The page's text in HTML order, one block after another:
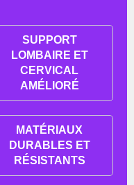
SUPPORT
LOMBAIRE ET
CERVICAL
AMÉLIORÉ
MATÉRIAUX
DURABLES ET
RÉSISTANTS